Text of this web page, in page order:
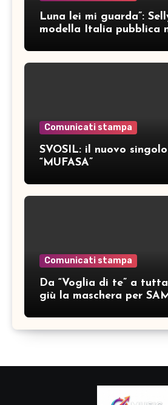
Luna lei mi guarda”:
modella Italia pubblica
Comunicati stampa
SVOSIL: il nuovo
“MUFASA”
Comunicati stampa
Da “Voglia di te” a
giù la maschera per